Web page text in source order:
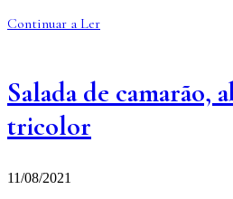
Continuar a Ler
Salada de camarão,
tricolor
11/08/2021